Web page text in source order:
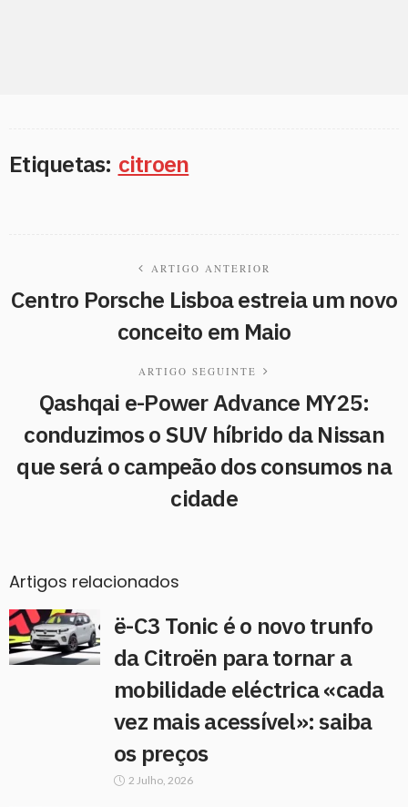
Etiquetas: citroen
ARTIGO ANTERIOR
Centro Porsche Lisboa estreia um novo
conceito em Maio
ARTIGO SEGUINTE
Qashqai e-Power Advance MY25:
conduzimos o SUV híbrido da Nissan
que será o campeão dos consumos na
cidade
Artigos relacionados
ë-C3 Tonic é o novo trunfo
da Citroën para tornar a
mobilidade eléctrica «cada
vez mais acessível»: saiba
os preços
2 Julho, 2026